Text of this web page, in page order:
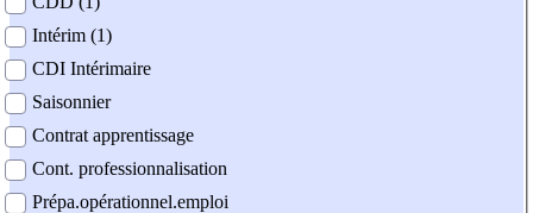
Intérim (1)
CDI Intérimaire
Saisonnier
Contrat apprentissage
Cont. professionnalisation
Prépa.opérationnel.emploi